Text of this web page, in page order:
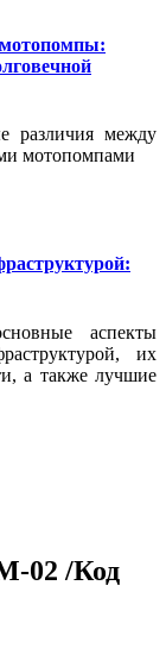
мотопомпы:
различия между
мотопомпами
аспекты
их
а также лучшие
02 /Код